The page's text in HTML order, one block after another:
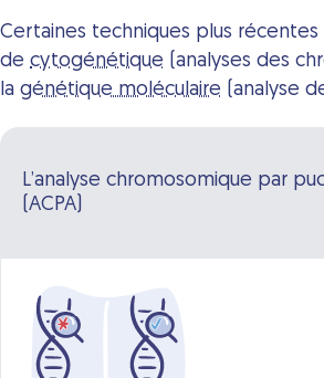
Certaines techniques plus récentes
de cytogénétique (analyses des
la génétique moléculaire (analyse
L’analyse chromosomique par
(ACPA)